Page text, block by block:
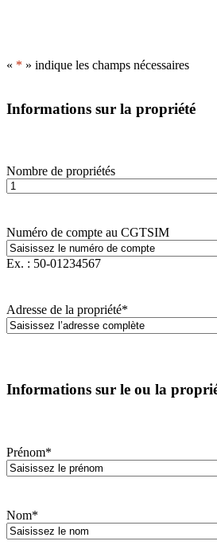
« * » indique les champs nécessaires
Informations sur la propriété
Nombre de propriétés
Numéro de compte au CGTSIM
Ex. : 50-01234567
Adresse de la propriété*
Informations sur le ou la
Prénom*
Nom*